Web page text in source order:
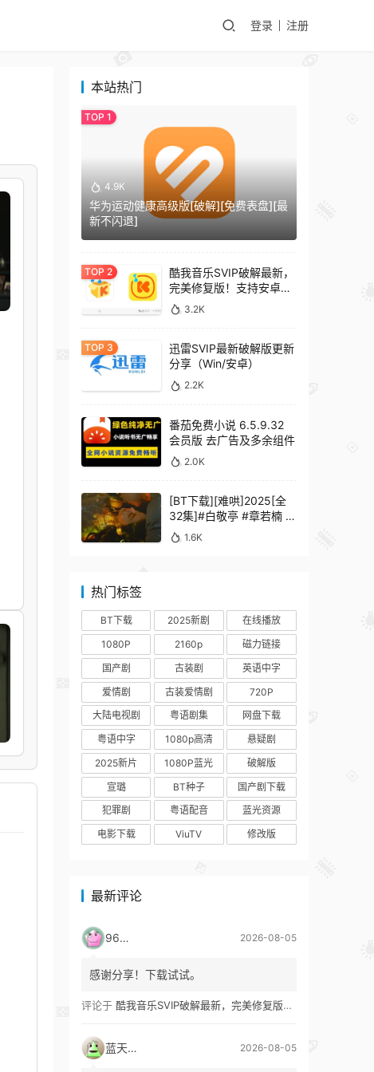
登录 注册
本站热门
4.9K
华为运动健康高级版[破解][免费表盘][最
新不闪退]
酷我音乐SVIP破解最新，
完美修复版！支持安卓
+车机+pc版！
3.2K
迅雷SVIP最新破解版更新
分享（Win/安卓）
2.2K
番茄免费小说 6.5.9.32
会员版 去广告及多余组件
2.0K
[BT下载][难哄]2025[全
32集]#白敬亭 #章若楠 #
何炅 #秦沛 #鲍起静
1.6K
热门标签
BT下载 2025新剧
在线播放
1080P
2160p
磁力链接
国产剧
古装剧
英语中字
爱情剧
古装爱情剧
720P
大陆电视剧
粤语剧集
网盘下载
粤语中字
1080p高清
悬疑剧
2025新片
1080P蓝光
破解版
宣璐
BT种子
国产剧下载
犯罪剧
粤语配音
蓝光资源
电影下载
ViuTV 修改版
最新评论
9627 2026-08-05
感谢分享！下载试试。
评论于 酷我音乐SVIP破解最新，完美修复版！支持安卓+车机+pc版！
蓝天真蓝 2026-08-05